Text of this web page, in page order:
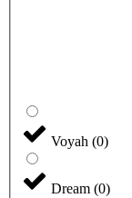
Voyah (0)
Dream (0)